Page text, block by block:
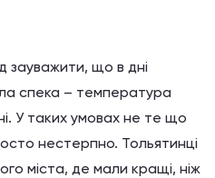
зауважити, що в дні
спека – температура
У таких умовах не те що
нестерпно. Тольятинці
міста, де мали кращі, ніж